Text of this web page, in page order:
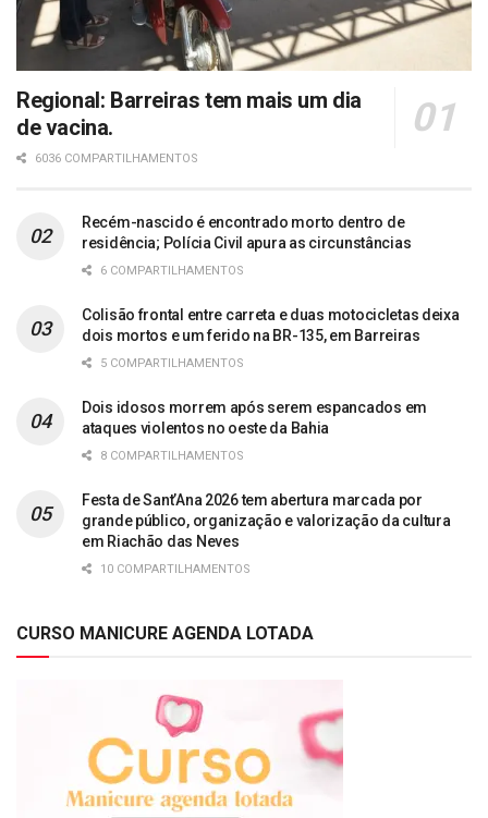
Regional: Barreiras tem mais um dia
de vacina.
6036 COMPARTILHAMENTOS
Recém-nascido é encontrado morto dentro de
residência; Polícia Civil apura as circunstâncias
6 COMPARTILHAMENTOS
Colisão frontal entre carreta e duas motocicletas deixa
dois mortos e um ferido na BR-135, em Barreiras
5 COMPARTILHAMENTOS
Dois idosos morrem após serem espancados em
ataques violentos no oeste da Bahia
8 COMPARTILHAMENTOS
Festa de Sant’Ana 2026 tem abertura marcada por
grande público, organização e valorização da cultura
em Riachão das Neves
10 COMPARTILHAMENTOS
CURSO MANICURE AGENDA LOTADA